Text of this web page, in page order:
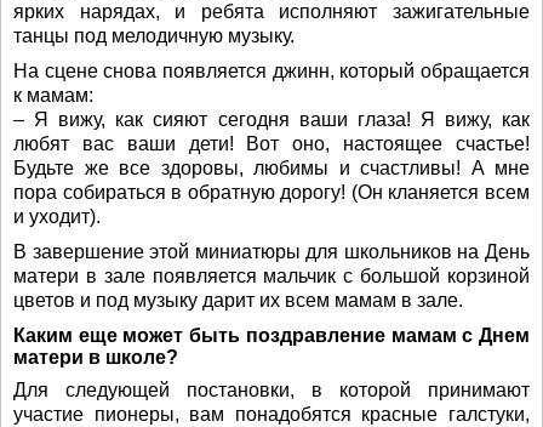
ярких нарядах, и ребята исполняют зажигательные
танцы под мелодичную музыку.
На сцене снова появляется джинн, который обращается
к мамам:
– Я вижу, как сияют сегодня ваши глаза! Я вижу, как
любят вас ваши дети! Вот оно, настоящее счастье!
Будьте же все здоровы, любимы и счастливы! А мне
пора собираться в обратную дорогу! (Он кланяется всем
и уходит).
В завершение этой миниатюры для школьников на День
матери в зале появляется мальчик с большой корзиной
цветов и под музыку дарит их всем мамам в зале.
Каким еще может быть поздравление мамам с Днем
матери в школе?
Для следующей постановки, в которой принимают
участие пионеры, вам понадобятся красные галстуки,